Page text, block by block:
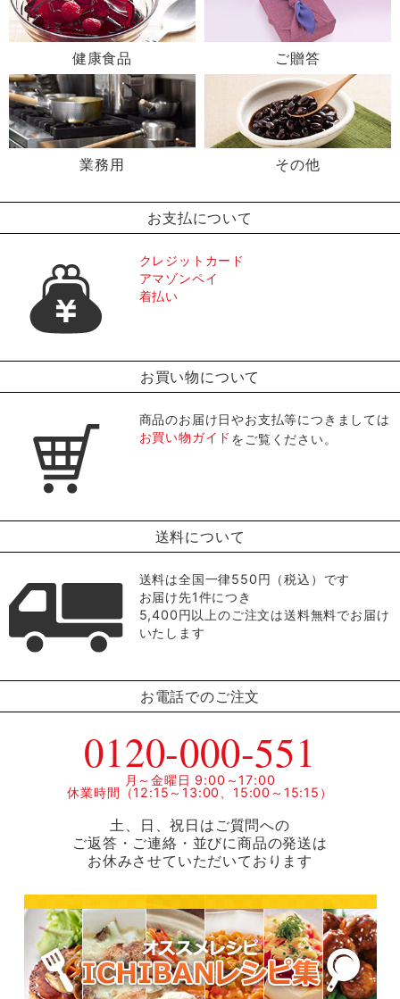
健康食品 ご贈答
業務用 その他
お支払について
クレジットカード
アマゾンペイ
着払い
お買い物について
商品のお届け日やお支払等につきましては
お買い物ガイド をご覧ください。
送料について
送料は全国一律550円（税込）です
お届け先1件につき
5,400円以上のご注文は送料無料でお届け
いたします
お電話でのご注文
0120-000-551
月～金曜日 9:00～17:00
休業時間（12:15～13:00、15:00～15:15）
土、日、祝日はご質問への
ご返答・ご連絡・並びに商品の発送は
お休みさせていただいております